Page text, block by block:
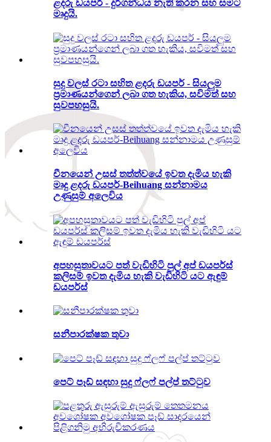
ළදරු ඩයපර් - දුර්ගන්ධය නැති කරන සහ සමට
මෘදුයි.
සුදු වලස් රටා සහිත ළදරු ඩයපර් - සියලුම
ප්‍රමාණයන්ගෙන් ලබා ගත හැකිය, සවිමත් සහ
සුවපහසුයි.
චීනයෙන් උසස් තත්ත්වයේ ඉවත දැමිය හැකි
මෘදු ළදරු ඩයපර්-Beihuang සන්නාමය
උණුසුම් අලෙවිය
අපහසුතාවයට පත් වැඩිහිටි පුල් අප් ඩයපර්ස්
කලිසම් ඉවත දැමිය හැකි වැඩිහිටි යට ඇඳුම්
ඩයපර්ස්
සනීපාරක්ෂක තුවා
පෙට් පෑඩ් සඳහා සුදු ෆ්ලෆ් පල්ප් තට්ටුව